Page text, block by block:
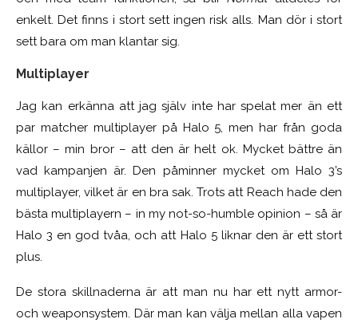
enkelt. Det finns i stort sett ingen risk alls. Man dör i stort
sett bara om man klantar sig.
Multiplayer
Jag kan erkänna att jag själv inte har spelat mer än ett
par matcher multiplayer på Halo 5, men har från goda
källor – min bror – att den är helt ok. Mycket bättre än
vad kampanjen är. Den påminner mycket om Halo 3’s
multiplayer, vilket är en bra sak. Trots att Reach hade den
bästa multiplayern – in my not-so-humble opinion – så är
Halo 3 en god tvåa, och att Halo 5 liknar den är ett stort
plus.
De stora skillnaderna är att man nu har ett nytt armor-
och weaponsystem. Där man kan välja mellan alla vapen